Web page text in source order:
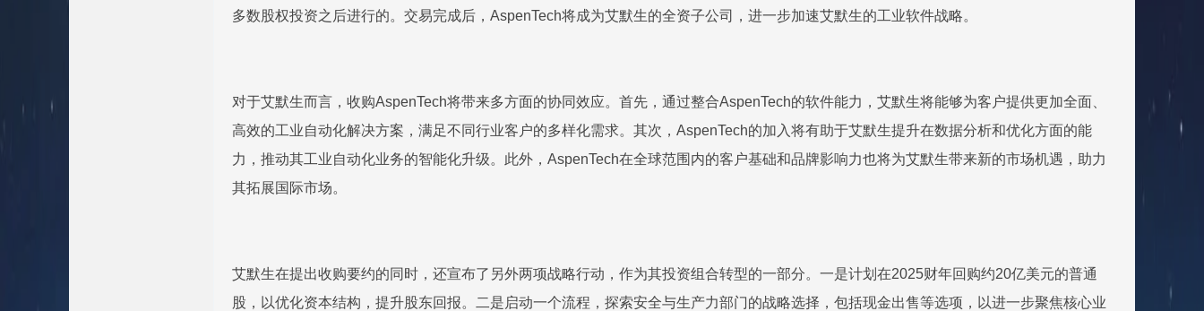
多数股权投资之后进行的。交易完成后，AspenTech将成为艾默生的全资子公司，进一步加速艾默生的工业软件战略。
对于艾默生而言，收购AspenTech将带来多方面的协同效应。首先，通过整合AspenTech的软件能力，艾默生将能够为客户提供更加全面、
高效的工业自动化解决方案，满足不同行业客户的多样化需求。其次，AspenTech的加入将有助于艾默生提升在数据分析和优化方面的能
力，推动其工业自动化业务的智能化升级。此外，AspenTech在全球范围内的客户基础和品牌影响力也将为艾默生带来新的市场机遇，助力
其拓展国际市场。
艾默生在提出收购要约的同时，还宣布了另外两项战略行动，作为其投资组合转型的一部分。一是计划在2025财年回购约20亿美元的普通
股，以优化资本结构，提升股东回报。二是启动一个流程，探索安全与生产力部门的战略选择，包括现金出售等选项，以进一步聚焦核心业